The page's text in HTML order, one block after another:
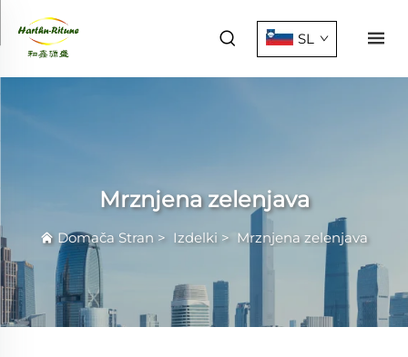
SL
Mrznjena zelenjava
Domača Stran > Izdelki > Mrznjena zelenjava